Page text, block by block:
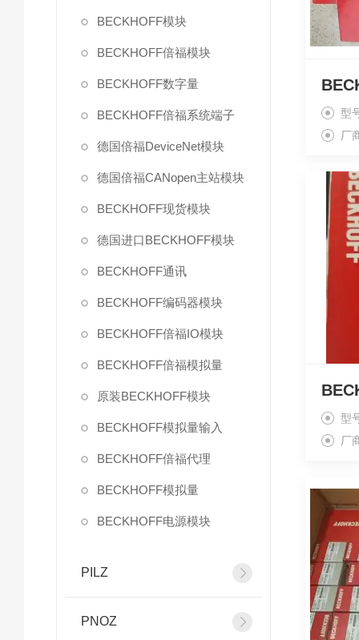
BECKHOFF模块
BECKHOFF倍福模块
BECKHOFF数字量
BECKHOFF倍福系统端子
德国倍福DeviceNet模块
德国倍福CANopen主站模块
BECKHOFF现货模块
德国进口BECKHOFF模块
BECKHOFF通讯
BECKHOFF编码器模块
BECKHOFF倍福IO模块
BECKHOFF倍福模拟量
原装BECKHOFF模块
BECKHOFF模拟量输入
BECKHOFF倍福代理
BECKHOFF模拟量
BECKHOFF电源模块
PILZ
PNOZ
型
厂
型
厂